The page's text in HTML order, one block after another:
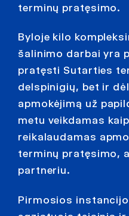
terminų pratęsimo.
Byloje kilo
šalinimo darbai yra
pratęsti Sutarties
delspinigių, bet ir
apmokėjimą už
metu veikdamas
reikalaudamas
terminų pratęsimo,
partneriu.
Pirmosios